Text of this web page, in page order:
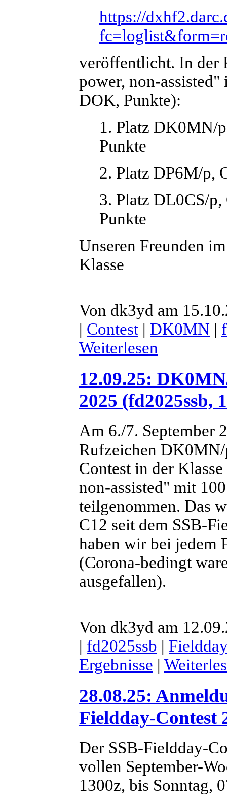
https://
veröffentlicht. In der
power, non-
DOK, Punkte):
1. Platz DK0MN/
Punkte
2. Platz DP6M/p,
3. Platz DL0CS/
Punkte
Unseren Freunden
Klasse
Von dk3yd am
| Contest | DK0MN |
Weiterlesen
12.09.25:
2025 (fd2025ssb,
Am 6./7. September
Rufzeichen
Contest in der
non-assisted" mit
teilgenommen. Das
C12 seit dem SSB-
haben wir bei jedem
(Corona-bedingt
ausgefallen).
Von dk3yd am
| fd2025ssb |
Ergebnisse |
28.08.25:
Fieldday-Contest
Der SSB-Fieldday-
vollen September-
1300z, bis Sonntag,